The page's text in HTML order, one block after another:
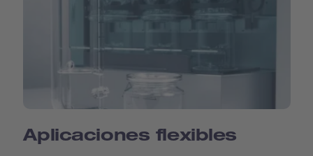
Aplicaciones flexibles